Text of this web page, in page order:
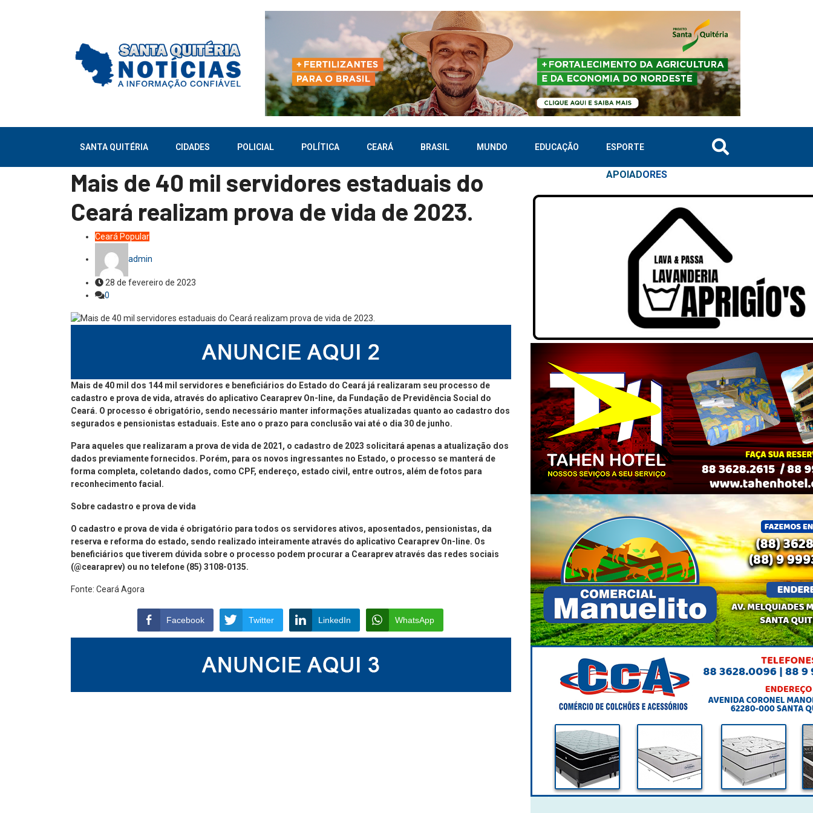
SANTA QUITÉRIA CIDADES POLICIAL POLÍTICA CEARÁ BRASIL MUNDO EDUCAÇÃO ESPORTE
Mais de 40 mil servidores estaduais do
Ceará realizam prova de vida de 2023.
Ceará Popular
admin
28 de fevereiro de 2023
0
Mais de 40 mil dos 144 mil servidores e beneficiários do Estado do Ceará já realizaram seu processo de
cadastro e prova de vida, através do aplicativo Cearaprev On-line, da Fundação de Previdência Social do
Ceará. O processo é obrigatório, sendo necessário manter informações atualizadas quanto ao cadastro dos
segurados e pensionistas estaduais. Este ano o prazo para conclusão vai até o dia 30 de junho.
Para aqueles que realizaram a prova de vida de 2021, o cadastro de 2023 solicitará apenas a atualização dos
dados previamente fornecidos. Porém, para os novos ingressantes no Estado, o processo se manterá de
forma completa, coletando dados, como CPF, endereço, estado civil, entre outros, além de fotos para
reconhecimento facial.
Sobre cadastro e prova de vida
O cadastro e prova de vida é obrigatório para todos os servidores ativos, aposentados, pensionistas, da
reserva e reforma do estado, sendo realizado inteiramente através do aplicativo Cearaprev On-line. Os
beneficiários que tiverem dúvida sobre o processo podem procurar a Cearaprev através das redes sociais
(@cearaprev) ou no telefone (85) 3108-0135.
Fonte: Ceará Agora
Facebook Twitter LinkedIn WhatsApp
APOIADORES